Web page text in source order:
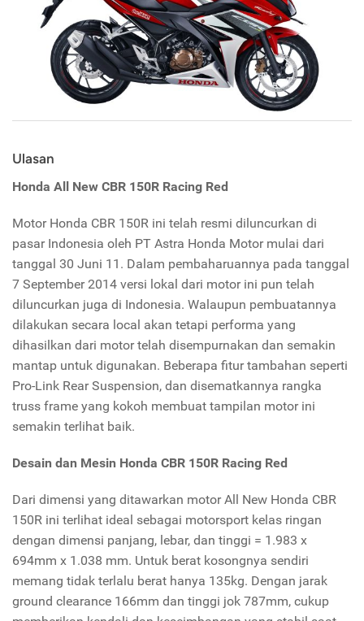
Ulasan
Honda All New CBR 150R Racing Red
Motor Honda CBR 150R ini telah resmi diluncurkan di
pasar Indonesia oleh PT Astra Honda Motor mulai dari
tanggal 30 Juni 11. Dalam pembaharuannya pada tanggal
7 September 2014 versi lokal dari motor ini pun telah
diluncurkan juga di Indonesia. Walaupun pembuatannya
dilakukan secara local akan tetapi performa yang
dihasilkan dari motor telah disempurnakan dan semakin
mantap untuk digunakan. Beberapa fitur tambahan seperti
Pro-Link Rear Suspension, dan disematkannya rangka
truss frame yang kokoh membuat tampilan motor ini
semakin terlihat baik.
Desain dan Mesin Honda CBR 150R Racing Red
Dari dimensi yang ditawarkan motor All New Honda CBR
150R ini terlihat ideal sebagai motorsport kelas ringan
dengan dimensi panjang, lebar, dan tinggi = 1.983 x
694mm x 1.038 mm. Untuk berat kosongnya sendiri
memang tidak terlalu berat hanya 135kg. Dengan jarak
ground clearance 166mm dan tinggi jok 787mm, cukup